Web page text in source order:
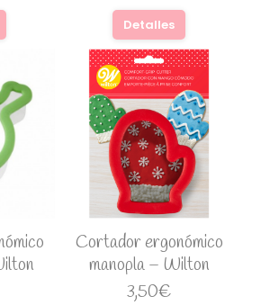
Detalles
Cortador ergonómico
manopla – Wilton
3,50€